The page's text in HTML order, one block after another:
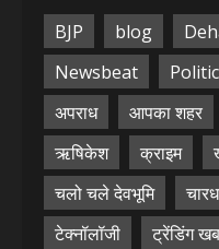
BJP blog
Newsbeat
अपराध
आपका शहर
ऋषिकेश
क्राइम
चलो चले देवभूमि
टेक्नॉलॉजी
ट्रेंडिंग